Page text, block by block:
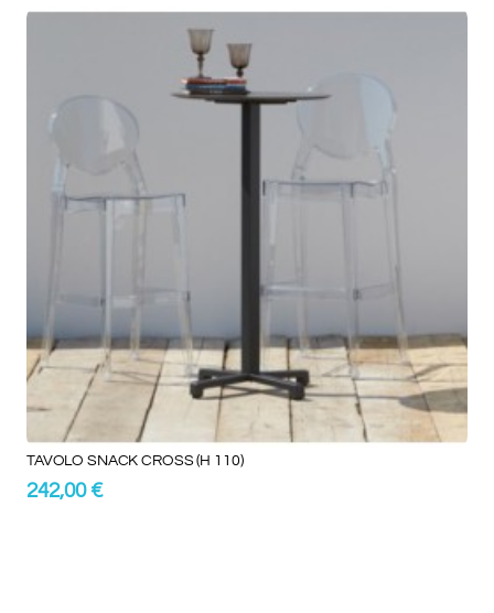
TAVOLO SNACK CROSS (H 110)
242,00 €